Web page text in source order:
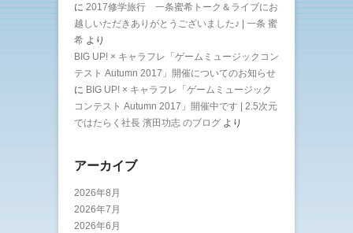
に 2017修学旅行 一条蜜希トーク＆ライブにお
越しいただきありがとうございました♪ | 一条 蜜
希 より
BIG UP! × キャラフレ「ゲームミュージックコン
テスト Autumn 2017」開催についてのお知らせ
に BIG UP! × キャラフレ「ゲームミュージック
コンテスト Autumn 2017」開催中です | 2.5次元
ではたらく社長 濱田功志 のブログ より
アーカイブ
2026年8月
2026年7月
2026年6月